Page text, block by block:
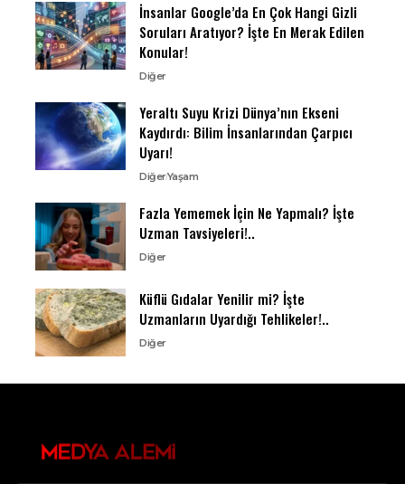
İnsanlar Google’da En Çok Hangi Gizli
Soruları Aratıyor? İşte En Merak Edilen
Konular!
Diğer
Yeraltı Suyu Krizi Dünya’nın Ekseni
Kaydırdı: Bilim İnsanlarından Çarpıcı
Uyarı!
DiğerYaşam
Fazla Yememek İçin Ne Yapmalı? İşte
Uzman Tavsiyeleri!..
Diğer
Küflü Gıdalar Yenilir mi? İşte
Uzmanların Uyardığı Tehlikeler!..
Diğer